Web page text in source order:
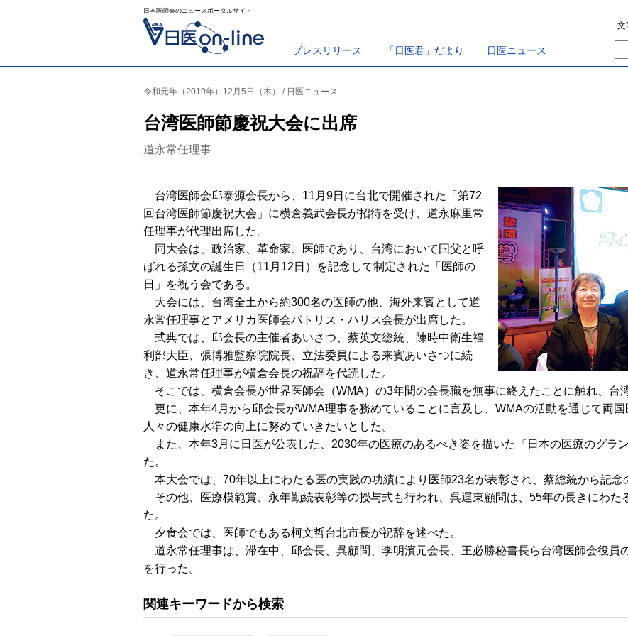
日本医師会のニュースポータルサイト
プレスリリース 「日医君」だより 日医ニュース
文
令和元年（2019年）12月5日（木） / 日医ニュース
台湾医師節慶祝大会に出席
道永常任理事
台湾医師会邱泰源会長から、11月9日に台北で開催された「第72
回台湾医師節慶祝大会」に横倉義武会長が招待を受け、道永麻里常
任理事が代理出席した。
同大会は、政治家、革命家、医師であり、台湾において国父と呼
ばれる孫文の誕生日（11月12日）を記念して制定された「医師の
日」を祝う会である。
大会には、台湾全土から約300名の医師の他、海外来賓として道
永常任理事とアメリカ医師会パトリス・ハリス会長が出席した。
式典では、邱会長の主催者あいさつ、蔡英文総統、陳時中衛生福
利部大臣、張博雅監察院院長、立法委員による来賓あいさつに続
き、道永常任理事が横倉会長の祝辞を代読した。
そこでは、横倉会長が世界医師会（WMA）の3年間の会長職を無事に終えたことに触れ、台
更に、本年4月から邱会長がWMA理事を務めていることに言及し、WMAの活動を通じて両
人々の健康水準の向上に努めていきたいとした。
また、本年3月に日医が公表した、2030年の医療のあるべき姿を描いた『日本の医療のグラ
た。
本大会では、70年以上にわたる医の実践の功績により医師23名が表彰され、蔡総統から記念
その他、医療模範賞、永年勤続表彰等の授与式も行われ、呉運東顧問は、55年の長きにわた
た。
夕食会では、医師でもある柯文哲台北市長が祝辞を述べた。
道永常任理事は、滞在中、邱会長、呉顧問、李明濱元会長、王必勝秘書長ら台湾医師会役員
を行った。
関連キーワードから検索